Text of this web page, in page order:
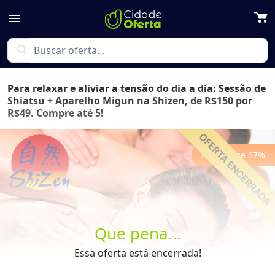
menu
search
Que pena...
Essa oferta está encerrada!
Para relaxar e aliviar a tensão do dia a dia: Sessão de
Shiatsu + Aparelho Migun na Shizen, de R$150 por
R$49. Compre até 5!
Economize 67%